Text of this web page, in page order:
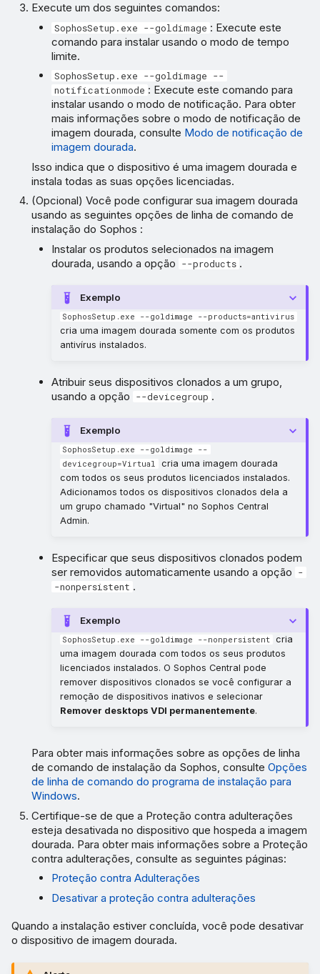
Execute um dos seguintes comandos:
SophosSetup.exe --goldimage : Execute este
comando para instalar usando o modo de tempo
limite.
SophosSetup.exe --goldimage --
notificationmode : Execute este comando para
instalar usando o modo de notificação. Para obter
mais informações sobre o modo de notificação de
imagem dourada, consulte Modo de notificação de
imagem dourada.
Isso indica que o dispositivo é uma imagem dourada e
instala todas as suas opções licenciadas.
(Opcional) Você pode configurar sua imagem dourada
usando as seguintes opções de linha de comando de
instalação do Sophos :
Instalar os produtos selecionados na imagem
dourada, usando a opção
--products .
Exemplo
SophosSetup.exe --goldimage --products=antivirus
cria uma imagem dourada somente com os produtos
antivírus instalados.
Atribuir seus dispositivos clonados a um grupo,
usando a opção
--devicegroup .
Exemplo
SophosSetup.exe --goldimage --
devicegroup=Virtual
cria uma imagem dourada
com todos os seus produtos licenciados instalados.
Adicionamos todos os dispositivos clonados dela a
um grupo chamado "Virtual" no Sophos Central
Admin.
Especificar que seus dispositivos clonados podem
ser removidos automaticamente usando a opção
-
-nonpersistent .
Exemplo
SophosSetup.exe --goldimage --nonpersistent cria
uma imagem dourada com todos os seus produtos
licenciados instalados. O Sophos Central pode
remover dispositivos clonados se você configurar a
remoção de dispositivos inativos e selecionar
Remover desktops VDI permanentemente.
Para obter mais informações sobre as opções de linha
de comando de instalação da Sophos, consulteOpções
de linha de comando do programa de instalação para
Windows.
Certifique-se de que a Proteção contra adulterações
esteja desativada no dispositivo que hospeda a imagem
dourada. Para obter mais informações sobre a Proteção
contra adulterações, consulte as seguintes páginas:
Proteção contra Adulterações
Desativar a proteção contra adulterações
Quando a instalação estiver concluída, você pode desativar
o dispositivo de imagem dourada.